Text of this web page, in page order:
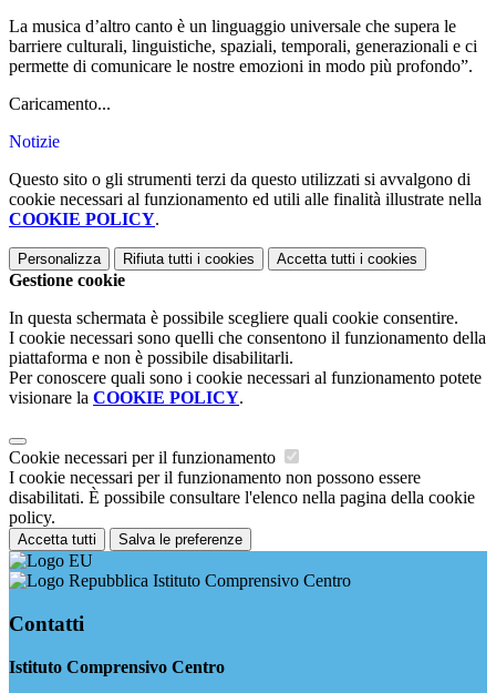
La musica d’altro canto è un linguaggio universale che supera le
barriere culturali, linguistiche, spaziali, temporali, generazionali e ci
permette di comunicare le nostre emozioni in modo più profondo”.
Caricamento...
Notizie
Questo sito o gli strumenti terzi da questo utilizzati si avvalgono di
cookie necessari al funzionamento ed utili alle finalità illustrate nella
COOKIE POLICY.
Personalizza Rifiuta tutti i cookies Accetta tutti i cookies
Gestione cookie
In questa schermata è possibile scegliere quali cookie consentire.
I cookie necessari sono quelli che consentono il funzionamento della
piattaforma e non è possibile disabilitarli.
Per conoscere quali sono i cookie necessari al funzionamento potete
visionare la COOKIE POLICY.
Cookie necessari per il funzionamento
I cookie necessari per il funzionamento non possono essere
disabilitati. È possibile consultare l'elenco nella pagina della cookie
policy.
Accetta tutti Salva le preferenze
Istituto Comprensivo Centro
Contatti
Istituto Comprensivo Centro